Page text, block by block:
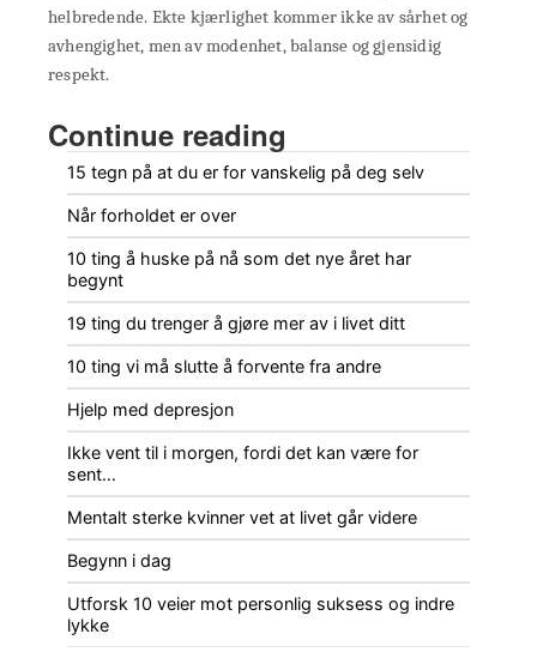
helbredende. Ekte kjærlighet kommer ikke av sårhet og
avhengighet, men av modenhet, balanse og gjensidig
respekt.
Continue reading
15 tegn på at du er for vanskelig på deg selv
Når forholdet er over
10 ting å huske på nå som det nye året har
begynt
19 ting du trenger å gjøre mer av i livet ditt
10 ting vi må slutte å forvente fra andre
Hjelp med depresjon
Ikke vent til i morgen, fordi det kan være for
sent…
Mentalt sterke kvinner vet at livet går videre
Begynn i dag
Utforsk 10 veier mot personlig suksess og indre
lykke